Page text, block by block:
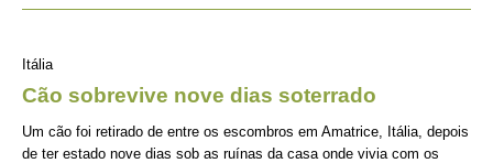
Itália
Cão sobrevive nove dias soterrado
Um cão foi retirado de entre os escombros em Amatrice, Itália, depois
de ter estado nove dias sob as ruínas da casa onde vivia com os